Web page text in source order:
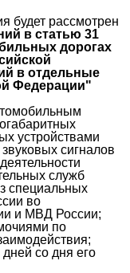
будет рассмотрен
в статью 31
дорогах
в отдельные
Федерации"
устройствами
сигналов
служб
специальных
во
и МВД России;
по
со дня его